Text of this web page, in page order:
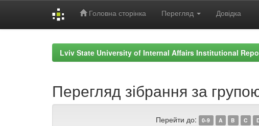
Головна сторінка Перегляд Довідка
Lviv State University of Internal Affairs Institutional
Перегляд зібрання за
Перейти до: 0-9 A B C